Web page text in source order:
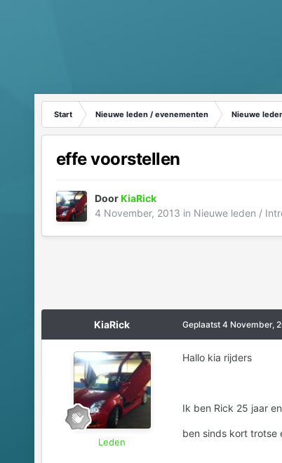
Start Nieuwe leden / evenementen Nieuwe
effe voorstellen
DoorKiaRick
4 November, 2013 in Nieuwe leden /
KiaRick
Leden
Geplaatst 4 November,
Hallo kia rijders
Ik ben Rick 25 jaar
ben sinds kort trotse